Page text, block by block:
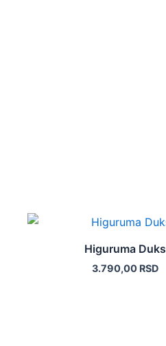
Higuruma Duks
3.790,00 RSD
Ovaj
ima
više